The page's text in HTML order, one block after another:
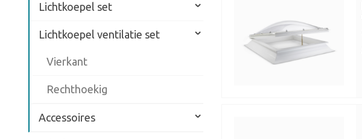
Lichtkoepel set
Lichtkoepel ventilatie set
Vierkant
Rechthoekig
Accessoires